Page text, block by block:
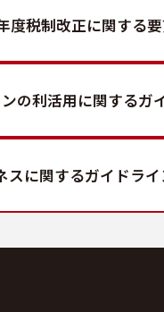
度税制改正に関する
の利活用に関するガ
スに関するガイドラ